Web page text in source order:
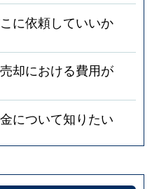
に依頼していいか
却における費用が
について知りたい